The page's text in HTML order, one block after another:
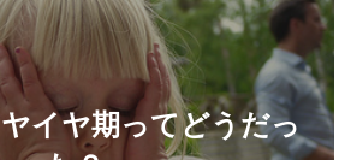
イヤ期ってどうだっ